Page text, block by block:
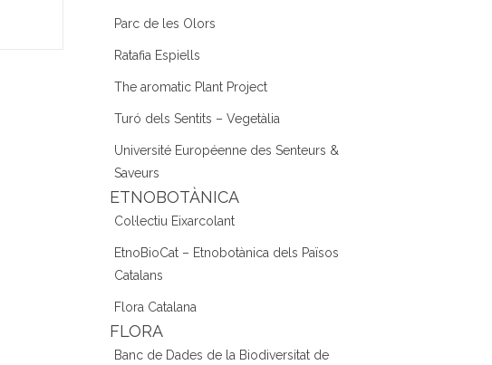
Parc de les Olors
Ratafia Espiells
The aromatic Plant Project
Turó dels Sentits – Vegetàlia
Université Européenne des Senteurs &
Saveurs
ETNOBOTÀNICA
Col·lectiu Eixarcolant
EtnoBioCat – Etnobotànica dels Països
Catalans
Flora Catalana
FLORA
Banc de Dades de la Biodiversitat de